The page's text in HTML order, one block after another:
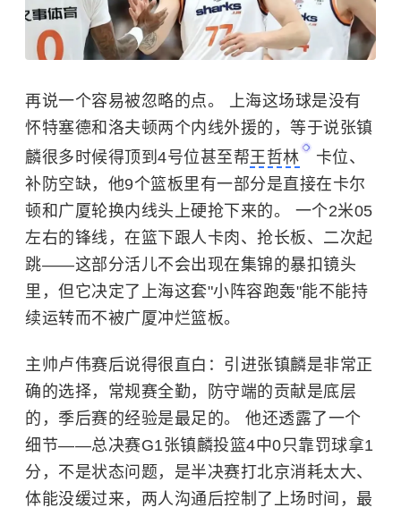
再说一个容易被忽略的点。 上海这场球是没有
怀特塞德和洛夫顿两个内线外援的，等于说张镇
麟很多时候得顶到4号位甚至帮王哲林
卡位、
补防空缺，他9个篮板里有一部分是直接在卡尔
顿和广厦轮换内线头上硬抢下来的。 一个2米05
左右的锋线，在篮下跟人卡肉、抢长板、二次起
跳——这部分活儿不会出现在集锦的暴扣镜头
里，但它决定了上海这套"小阵容跑轰"能不能持
续运转而不被广厦冲烂篮板。
主帅卢伟赛后说得很直白：引进张镇麟是非常正
确的选择，常规赛全勤，防守端的贡献是底层
的，季后赛的经验是最足的。 他还透露了一个
细节——总决赛G1张镇麟投篮4中0只靠罚球拿1
分，不是状态问题，是半决赛打北京消耗太大、
体能没缓过来，两人沟通后控制了上场时间，最